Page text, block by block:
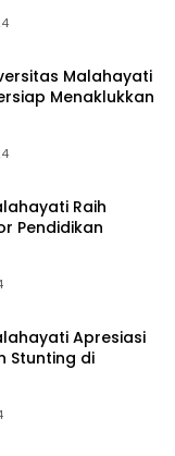
Malahayati
Menaklukkan
Raih
Pendidikan
Apresiasi
Stunting di